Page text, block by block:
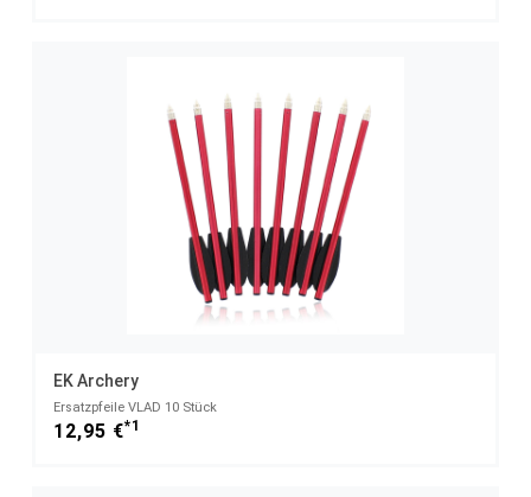
EK Archery
Ersatzpfeile VLAD 10 Stück
12,95 €*1